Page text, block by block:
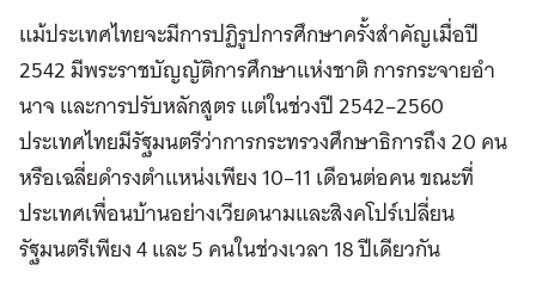
แม้ประเทศไทยจะมีการปฏิรูปการศึกษาครั้งสำคัญเมื่อปี
2542 มีพระราชบัญญัติการศึกษาแห่งชาติ การกระจายอำ
นาจ และการปรับหลักสูตร แต่ในช่วงปี 2542–2560
ประเทศไทยมีรัฐมนตรีว่าการกระทรวงศึกษาธิการถึง 20 คน
หรือเฉลี่ยดำรงตำแหน่งเพียง 10–11 เดือนต่อคน ขณะที่
ประเทศเพื่อนบ้านอย่างเวียดนามและสิงคโปร์เปลี่ยน
รัฐมนตรีเพียง 4 และ 5 คนในช่วงเวลา 18 ปีเดียวกัน